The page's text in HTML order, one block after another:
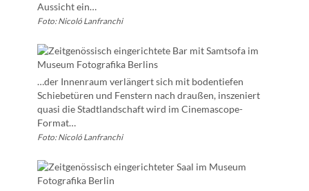
Aussicht ein…
Foto: Nicoló Lanfranchi
…der Innenraum verlängert sich mit bodentiefen
Schiebetüren und Fenstern nach draußen, inszeniert
quasi die Stadtlandschaft wird im Cinemascope-
Format…
Foto: Nicoló Lanfranchi